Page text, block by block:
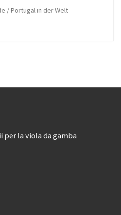
/ Portugal in der Welt
per la viola da gamba